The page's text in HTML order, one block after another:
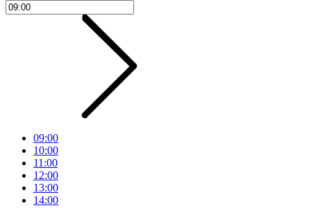
09:00
10:00
11:00
12:00
13:00
14:00